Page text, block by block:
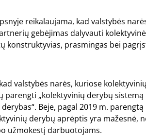
reikalaujama, kad valstybės
gebėjimas dalyvauti
konstruktyvias, prasmingas bei
valstybės narės, kuriose
„kolektyvinių derybų sistemą
Beje, pagal 2019 m. parengtą
derybų aprėptis yra mažesnė,
užmokestį darbuotojams.